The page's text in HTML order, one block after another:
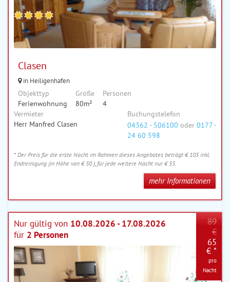
Clasen
in Heiligenhafen
Objekttyp
Ferienwohnung
Größe
80m²
Personen
4
Vermieter
Herr Manfred Clasen
Buchungstelefon
04362 - 506100 oder 0177 -
24 60 598
* Der Preis für die erste Nacht im Rahmen dieses Angebotes beträgt € 105 inkl.
Endreinigung (in Höhe von € 50 ), für jede weitere Nacht nur € 55.
mehr Informationen
Nur gültig von 10.08.2026 - 17.08.2026
für 2 Personen
89
€
65
€ *
pro
Nacht